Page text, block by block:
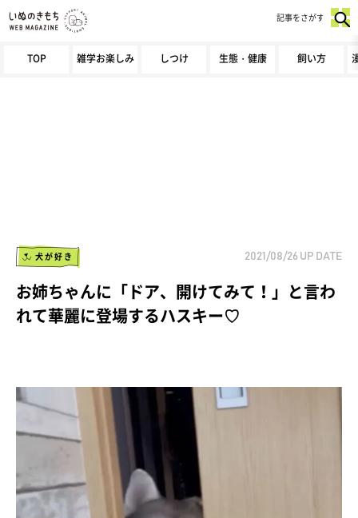
TOP 雑学お楽しみ しつけ 生態・健康 飼い方
記事をさがす
犬が好き 2021/08/26 UP DATE
お姉ちゃんに「ドア、開けてみて！」と言わ
れて華麗に登場するハスキー♡